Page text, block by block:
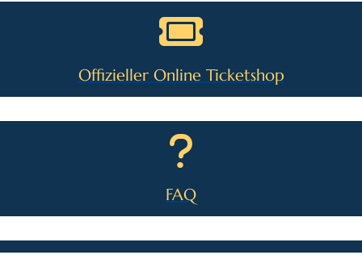
Offizieller Online Ticketshop
FAQ